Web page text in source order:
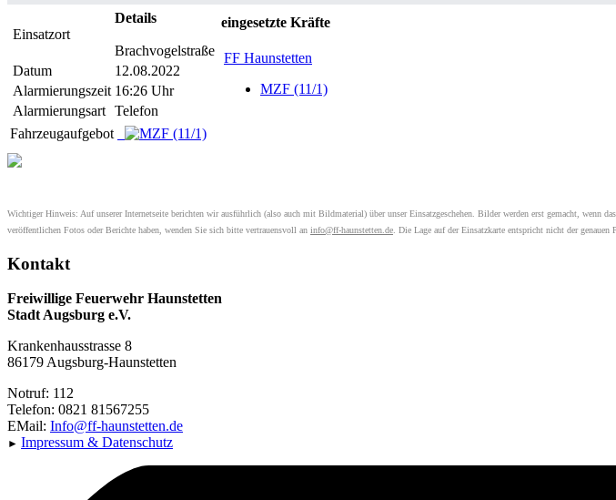
Einsatzort
Details
Brachvogelstraße
Datum
12.08.2022
Alarmierungszeit 16:26 Uhr
Alarmierungsart Telefon
eingesetzte Kräfte
FF Haunstetten
MZF (11/1)
Fahrzeugaufgebot
Wichtiger Hinweis: Auf unserer Internetseite berichten wir ausführlich (also auch mit Bildmaterial) über unser Einsatzgeschehen. Bilder werden erst gemacht, wenn
veröffentlichen Fotos oder Berichte haben, wenden Sie sich bitte vertrauensvoll an info@ff-haunstetten.de . Die Lage auf der Einsatzkarte entspricht nicht der
Kontakt
Freiwillige Feuerwehr Haunstetten
Stadt Augsburg e.V.
Krankenhausstrasse 8
86179 Augsburg-Haunstetten
Notruf: 112
Telefon: 0821 81567255
EMail: Info@ff-haunstetten.de
► Impressum & Datenschutz